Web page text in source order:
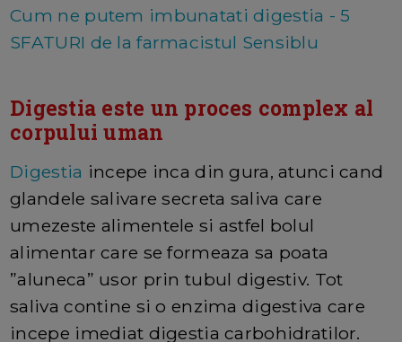
Cum ne putem imbunatati digestia - 5
SFATURI de la farmacistul Sensiblu
Digestia este un proces complex al
corpului uman
Digestia incepe inca din gura, atunci cand
glandele salivare secreta saliva care
umezeste alimentele si astfel bolul
alimentar care se formeaza sa poata
”aluneca” usor prin tubul digestiv. Tot
saliva contine si o enzima digestiva care
incepe imediat digestia carbohidratilor.